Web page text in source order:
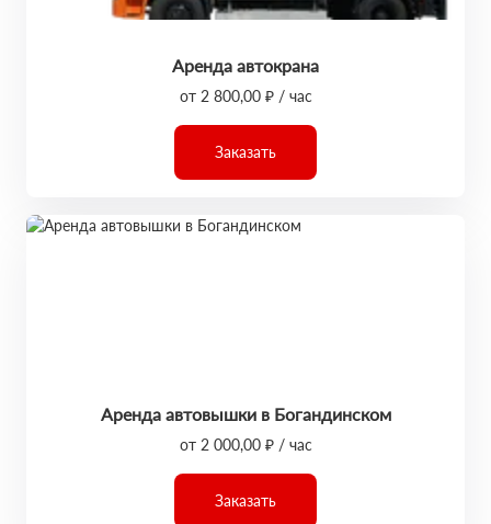
Аренда автокрана
от 2 800,00 ₽ / час
Заказать
Аренда автовышки в Богандинском
от 2 000,00 ₽ / час
Заказать